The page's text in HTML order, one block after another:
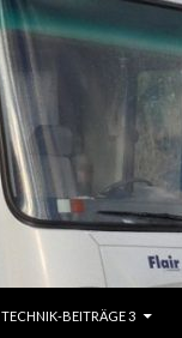
TECHNIK-BEITRÄGE 3